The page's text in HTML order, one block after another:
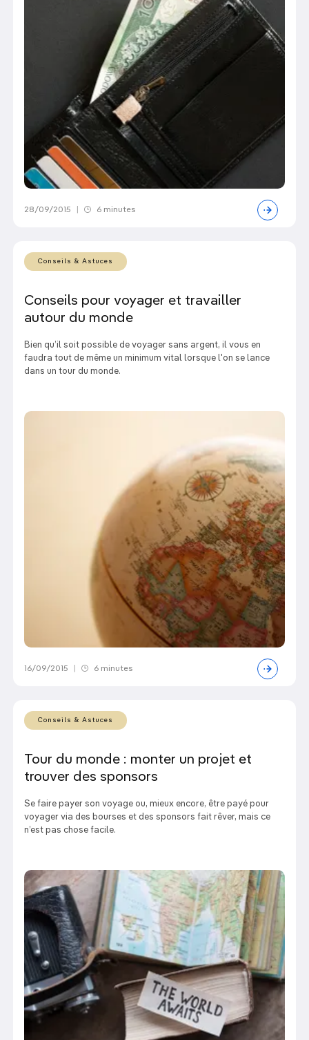
28/09/2015 6 minutes
Conseils & Astuces
Conseils pour voyager et travailler
autour du monde
Bien qu’il soit possible de voyager sans argent, il vous en
faudra tout de même un minimum vital lorsque l'on se lance
dans un tour du monde.
16/09/2015 6 minutes
Conseils & Astuces
Tour du monde : monter un projet et
trouver des sponsors
Se faire payer son voyage ou, mieux encore, être payé pour
voyager via des bourses et des sponsors fait rêver, mais ce
n’est pas chose facile.